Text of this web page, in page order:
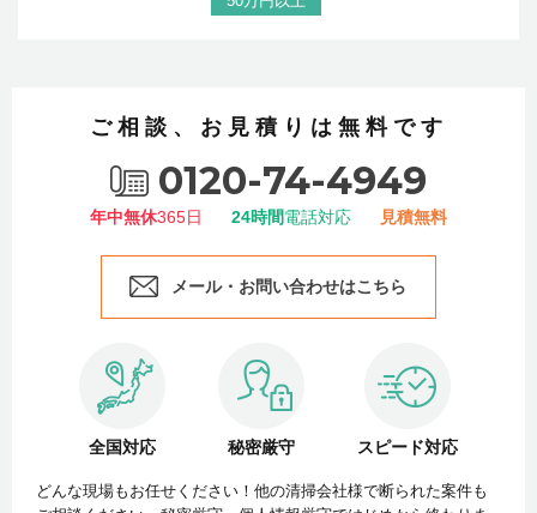
ご相談、お見積りは無料です
0120-74-4949
年中無休365日 24時間電話対応 見積無料
メール・お問い合わせはこちら
全国対応 秘密厳守 スピード対応
どんな現場もお任せください！他の清掃会社様で断られた案件も